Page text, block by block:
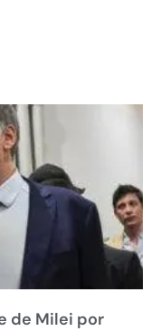
de Milei por